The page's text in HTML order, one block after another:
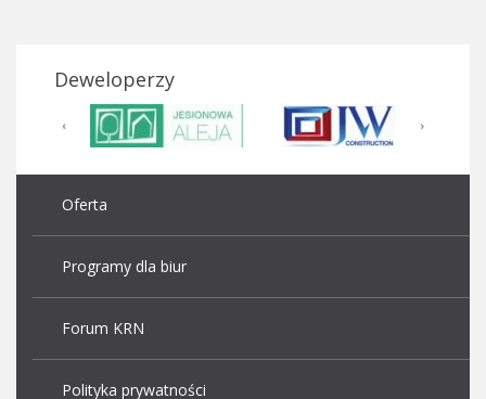
Deweloperzy
Oferta
Programy dla biur
Forum KRN
Polityka prywatności